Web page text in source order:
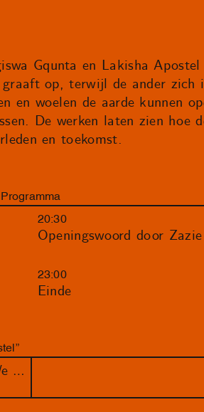
Gqunta en Lakisha
op, terwijl de ander zich
en woelen de aarde kunnen
De werken laten zien hoe
en toekomst.
Programma
20:30
Openingswoord door
23:00
Einde
Lungiswa Gqunta & Lakisha Apostel - In Land We Resonate